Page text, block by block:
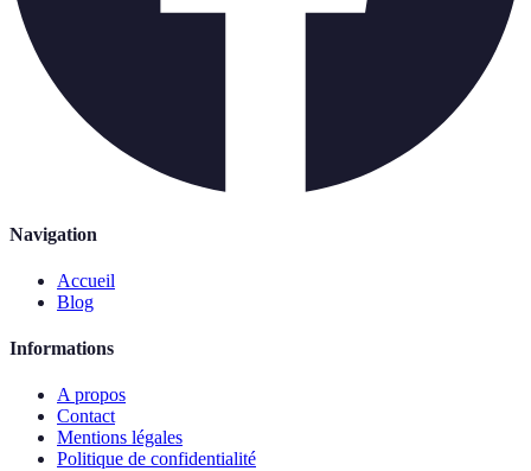
Navigation
Accueil
Blog
Informations
A propos
Contact
Mentions légales
Politique de confidentialité